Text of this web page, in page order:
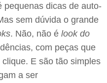
pequenas dicas de auto-
sem dúvida o grande
. Não, não é look do
com peças que
E são tão simples
a ser